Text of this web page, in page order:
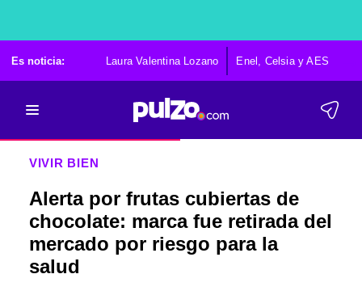
Es noticia: Laura Valentina Lozano Enel, Celsia y AES
VIVIR BIEN
Alerta por frutas cubiertas de
chocolate: marca fue retirada del
mercado por riesgo para la
salud